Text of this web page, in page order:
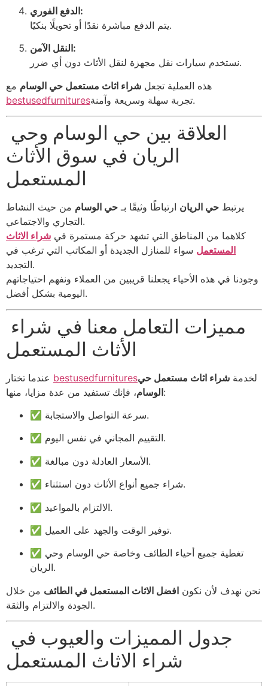
الدفع الفوري:
يتم الدفع مباشرة نقدًا أو تحويلًا بنكيًا.
النقل الآمن:
نستخدم سيارات نقل مجهزة لنقل الأثاث دون أي ضرر.
هذه العملية تجعل شراء اثاث مستعمل حي الوسام مع
bestusedfurnitures
تجربة سهلة وسريعة وآمنة.
الريان في سوق الأثاث
المستعمل
يرتبط حي الريان ارتباطًا وثيقًا بـ حي الوسام من حيث النشاط
التجاري والاجتماعي.
كلاهما من المناطق التي تشهد حركة مستمرة في شراء الاثاث
المستعمل سواء للمنازل الجديدة أو المكاتب التي ترغب في
التجديد.
وجودنا في هذه الأحياء يجعلنا قريبين من العملاء ونفهم احتياجاتهم
اليومية بشكل أفضل.
الأثاث المستعمل
bestusedfurnitures لخدمة شراء اثاث مستعمل حي
الوسام، فإنك تستفيد من عدة مزايا، منها:
✅ سرعة التواصل والاستجابة.
✅ التقييم المجاني في نفس اليوم.
✅ الأسعار العادلة دون مبالغة.
✅ شراء جميع أنواع الأثاث دون استثناء.
✅ الالتزام بالمواعيد.
✅ توفير الوقت والجهد على العميل.
✅ تغطية جميع أحياء الطائف وخاصة حي الوسام وحي
الريان.
نحن نهدف لأن نكون افضل الاثاث المستعمل في الطائف من خلال
الجودة والالتزام والثقة.
شراء الاثاث المستعمل